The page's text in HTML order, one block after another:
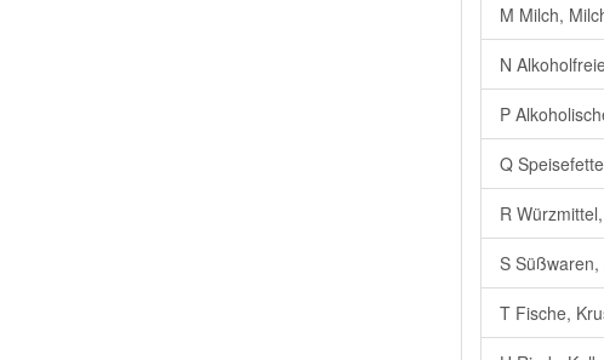
M Milch,
N
P
Q
R
S
T Fische,